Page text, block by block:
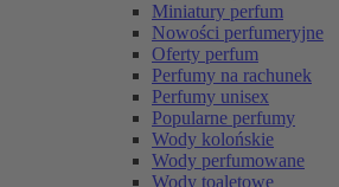
Miniatury perfum
Nowości perfumeryjne
Oferty perfum
Perfumy na rachunek
Perfumy unisex
Popularne perfumy
Wody kolońskie
Wody perfumowane
Wody toaletowe